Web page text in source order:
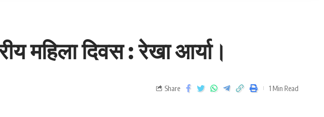
महिला दिवस : रेखा आर्या।
Share 1 Min Read